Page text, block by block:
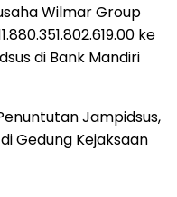
Wilmar Group
ke
di Bank Mandiri
Jampidsus,
Gedung Kejaksaan